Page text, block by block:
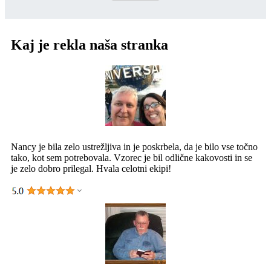
Kaj je rekla naša stranka
Nancy je bila zelo ustrežljiva in je poskrbela, da je bilo vse točno
tako, kot sem potrebovala. Vzorec je bil odlične kakovosti in se
je zelo dobro prilegal. Hvala celotni ekipi!